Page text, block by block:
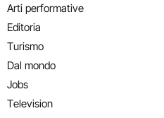
Arti performative
Editoria
Turismo
Dal mondo
Jobs
Television